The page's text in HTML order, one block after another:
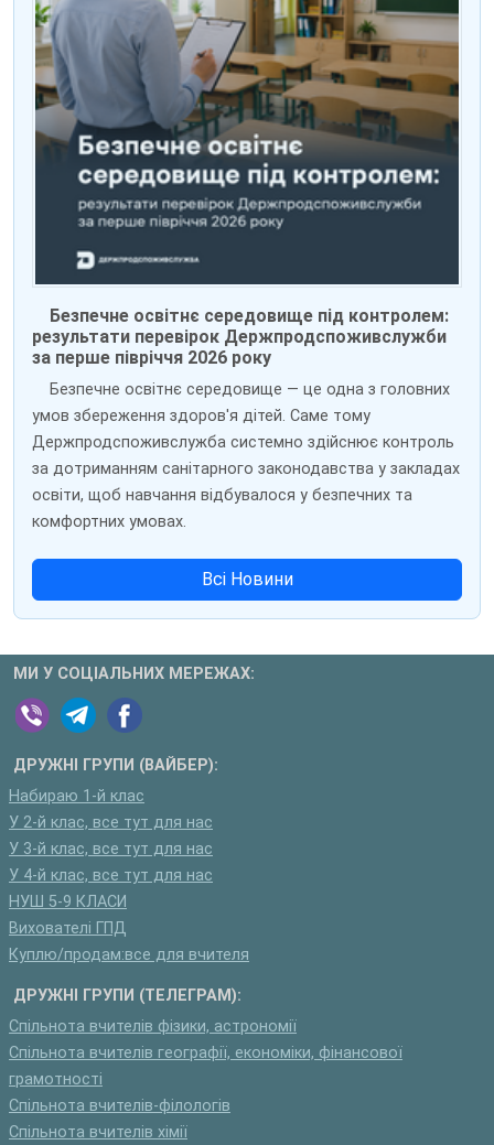
Безпечне освітнє середовище під контролем:
результати перевірок Держпродспоживслужби
за перше півріччя 2026 року
Безпечне освітнє середовище — це одна з головних
умов збереження здоров'я дітей. Саме тому
Держпродспоживслужба системно здійснює контроль
за дотриманням санітарного законодавства у закладах
освіти, щоб навчання відбувалося у безпечних та
комфортних умовах.
Всі Новини
МИ У СОЦІАЛЬНИХ МЕРЕЖАХ:
ДРУЖНІ ГРУПИ (ВАЙБЕР):
Набираю 1-й клас
У 2-й клас, все тут для нас
У 3-й клас, все тут для нас
У 4-й клас, все тут для нас
НУШ 5-9 КЛАСИ
Вихователі ГПД
Куплю/продам:все для вчителя
ДРУЖНІ ГРУПИ (ТЕЛЕГРАМ):
Спільнота вчителів фізики, астрономії
Спільнота вчителів географії, економіки, фінансової
грамотності
Спільнота вчителів-філологів
Спільнота вчителів хімії